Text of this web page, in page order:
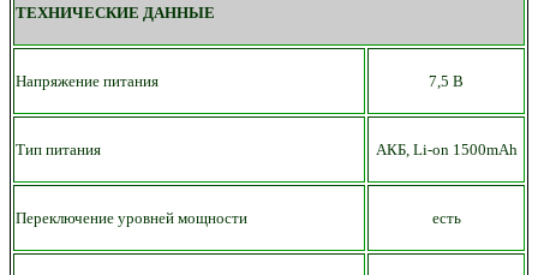
ТЕХНИЧЕСКИЕ ДАННЫЕ
Напряжение питания 7,5 В
Тип питания АКБ, Li-on1500mAh
Переключение уровней мощности есть